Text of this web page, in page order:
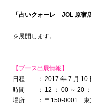
「占いクォーレ JOL 原宿
を展開します。
【ブース出展情報】
日程 ： 2017 年 7 月 10
時間 ： 12 ： 00 ～ 20 ：
場所 ： 〒150-0001 東京